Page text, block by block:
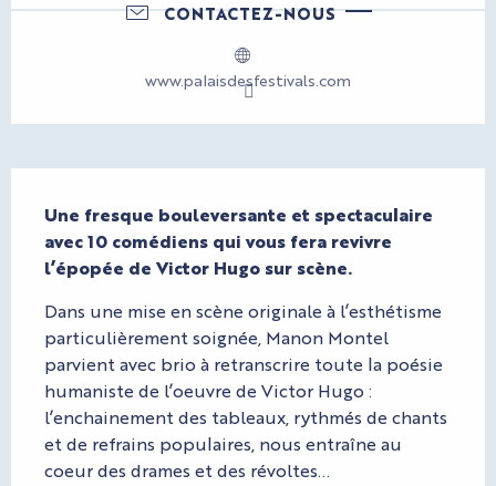
CONTACTEZ-NOUS
www.palaisdesfestivals.com
Une fresque bouleversante et spectaculaire
avec 10 comédiens qui vous fera revivre
l’épopée de Victor Hugo sur scène.
Dans une mise en scène originale à l’esthétisme
particulièrement soignée, Manon Montel
parvient avec brio à retranscrire toute la poésie
humaniste de l’oeuvre de Victor Hugo :
l’enchainement des tableaux, rythmés de chants
et de refrains populaires, nous entraîne au
coeur des drames et des révoltes...